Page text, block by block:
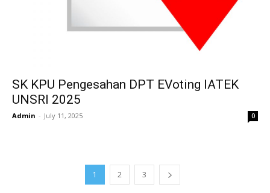
SK KPU Pengesahan DPT EVoting IATEK
UNSRI 2025
Admin - July 11, 2025 0
1 2 3